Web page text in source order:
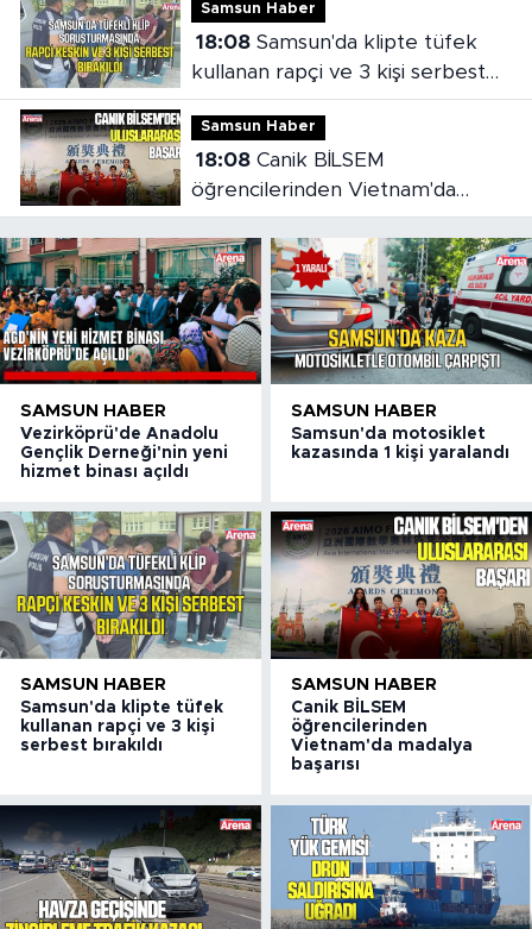
Samsun Haber
18:08Samsun'da klipte tüfek
kullanan rapçi ve 3 kişi serbest
bırakıldı
Samsun Haber
18:08Canik BİLSEM
öğrencilerinden Vietnam'da
madalya başarısı
SAMSUN HABER
Vezirköprü'de Anadolu
Gençlik Derneği'nin yeni
hizmet binası açıldı
SAMSUN HABER
Samsun'da motosiklet
kazasında 1 kişi yaralandı
SAMSUN HABER
Samsun'da klipte tüfek
kullanan rapçi ve 3 kişi
serbest bırakıldı
SAMSUN HABER
Canik BİLSEM
öğrencilerinden
Vietnam'da madalya
başarısı